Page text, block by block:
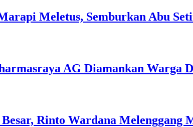
Meletus, Semburkan Abu
AG Diamankan Warga
Rinto Wardana Melenggang